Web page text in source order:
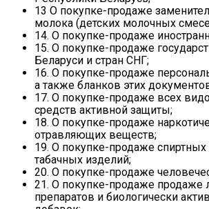
13 О покупке-продаже
молока (детских молочных
14. О покупке-продаже
15. О покупке-продаже
Беларуси и стран СНГ;
16. О покупке-продаже
а также бланков этих
17. О покупке-продаже всех
средств активной защиты;
18. О покупке-продаже
отравляющих веществ;
19. О покупке-продаже спиртных
табачных изделий;
20. О покупке-продаже
21. О покупке-продаже продаже
препаратов и биологически